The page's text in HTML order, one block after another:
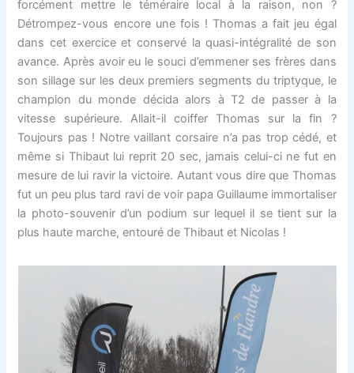
forcément mettre le téméraire local à la raison, non ?
Détrompez-vous encore une fois ! Thomas a fait jeu égal
dans cet exercice et conservé la quasi-intégralité de son
avance. Après avoir eu le souci d’emmener ses frères dans
son sillage sur les deux premiers segments du triptyque, le
champion du monde décida alors à T2 de passer à la
vitesse supérieure. Allait-il coiffer Thomas sur la fin ?
Toujours pas ! Notre vaillant corsaire n’a pas trop cédé, et
même si Thibaut lui reprit 20 sec, jamais celui-ci ne fut en
mesure de lui ravir la victoire. Autant vous dire que Thomas
fut un peu plus tard ravi de voir papa Guillaume immortaliser
la photo-souvenir d’un podium sur lequel il se tient sur la
plus haute marche, entouré de Thibaut et Nicolas !